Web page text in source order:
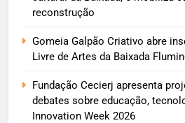
reconstrução
Gomeia Galpão Criativo abre
Livre de Artes da Baixada
Fundação Cecierj apresenta
debates sobre educação,
Innovation Week 2026